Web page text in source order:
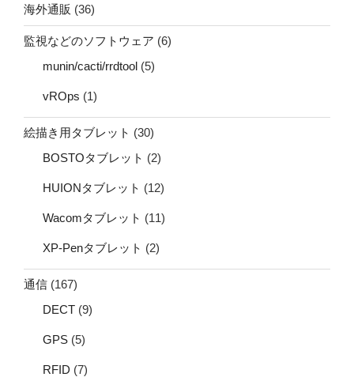
海外通販 (36)
監視などのソフトウェア (6)
munin/cacti/rrdtool (5)
vROps (1)
絵描き用タブレット (30)
BOSTOタブレット (2)
HUIONタブレット (12)
Wacomタブレット (11)
XP-Penタブレット (2)
通信 (167)
DECT (9)
GPS (5)
RFID (7)